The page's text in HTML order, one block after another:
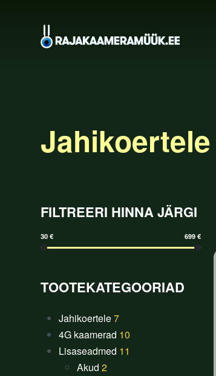
Jahikoertele
FILTREERI HINNA JÄRGI
30 € 699 €
TOOTEKATEGOORIAD
Jahikoertele7
4G kaamerad 10
Lisaseadmed 11
Akud 2